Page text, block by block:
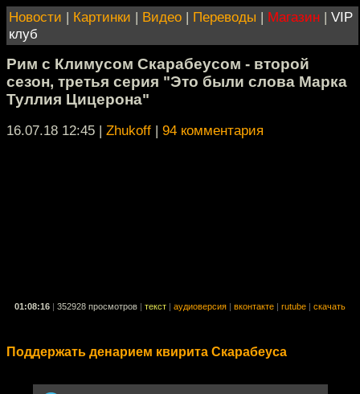
Новости | Картинки | Видео | Переводы | Магазин | VIP
клуб
Рим с Климусом Скарабеусом - второй
сезон, третья серия "Это были слова Марка
Туллия Цицерона"
16.07.18 12:45 | Zhukoff | 94 комментария
01:08:16 352928 просмотров текст аудиоверсия вконтакте rutube скачать
Поддержать денарием квирита Скарабеуса